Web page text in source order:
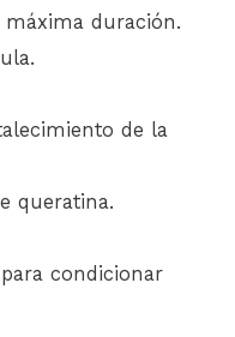
máxima duración.
de la
queratina.
condicionar